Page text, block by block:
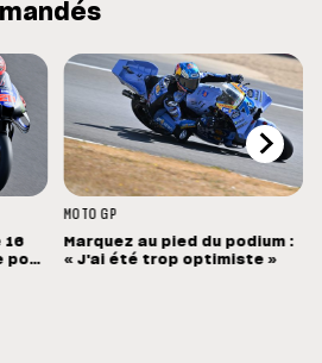
16
pour
MOTO GP
Marquez au pied du podium :
« J'ai été trop optimiste »